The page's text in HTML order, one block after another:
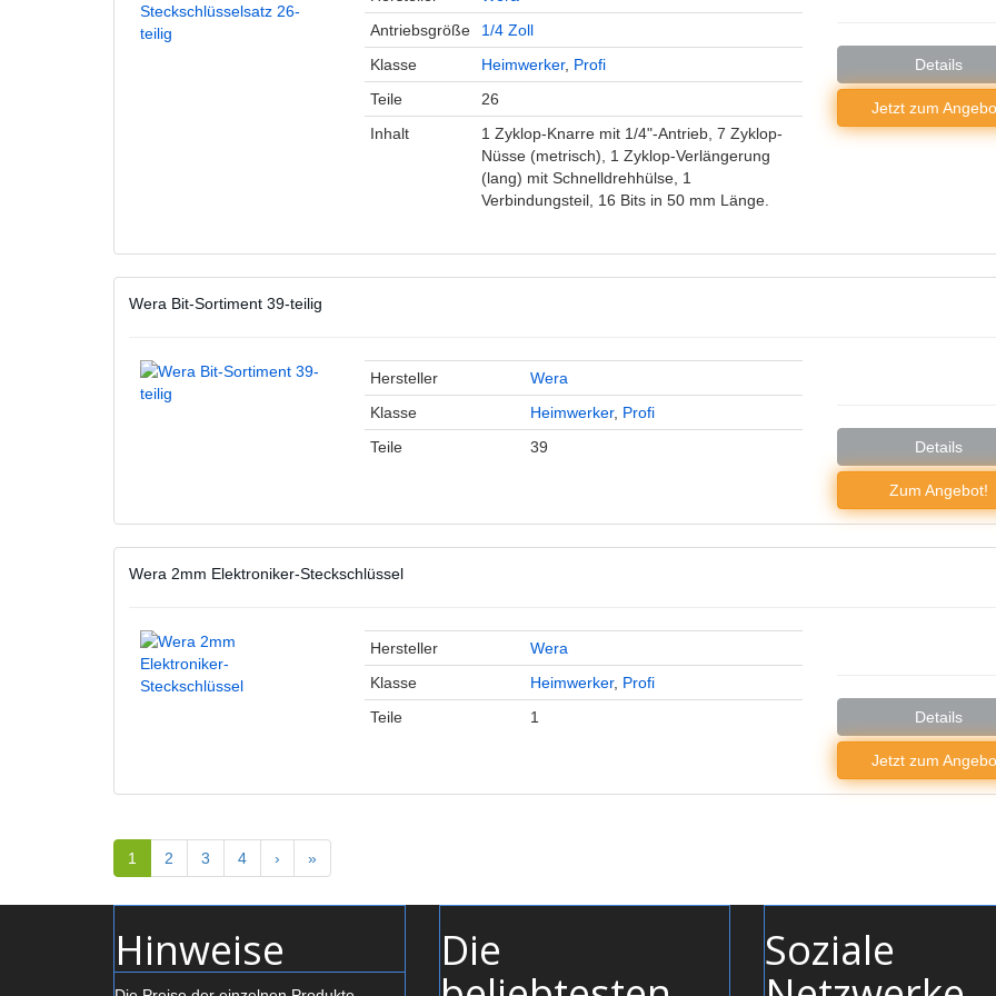
Details
Jetzt zum
Antriebsgröße
1/4 Zoll
Klasse
Heimwerker, Profi
Teile
26
Inhalt
1 Zyklop-Knarre mit 1/4"-Antrieb, 7 Zyklop-
Nüsse (metrisch), 1 Zyklop-Verlängerung
(lang) mit Schnelldrehhülse, 1
Verbindungsteil, 16 Bits in 50 mm Länge.
Wera Bit-Sortiment 39-teilig
Details
Zum Angebot!
Hersteller
Wera
Klasse
Heimwerker, Profi
Teile
39
Wera 2mm Elektroniker-Steckschlüssel
Details
Jetzt zum
Hersteller
Wera
Klasse
Heimwerker, Profi
Teile
1
1 2 3 4 › »
Hinweise Die Soziale